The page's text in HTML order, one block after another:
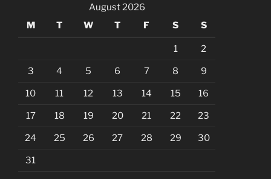
August 2026
M
T W T F S S
1 2
3 4 5 6 7 8 9
10 11 12 13 14 15 16
17 18 19 20 21 22 23
24 25 26 27 28 29 30
31